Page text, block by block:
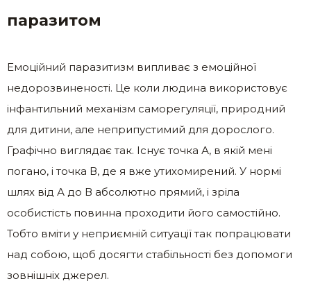
паразитом
Емоційний паразитизм випливає з емоційної
недорозвиненості. Це коли людина використовує
інфантильний механізм саморегуляції, природний
для дитини, але неприпустимий для дорослого.
Графічно виглядає так. Існує точка А, в якій мені
погано, і точка В, де я вже утихомирений. У нормі
шлях від А до В абсолютно прямий, і зріла
особистість повинна проходити його самостійно.
Тобто вміти у неприємній ситуації так попрацювати
над собою, щоб досягти стабільності без допомоги
зовнішніх джерел.